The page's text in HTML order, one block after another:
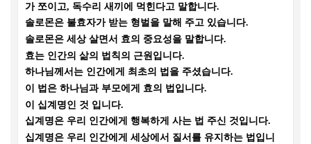
가 쪼이고, 독수리 새끼에 먹힌다고 말합니다.
솔로몬은 불효자가 받는 형벌을 말해 주고 있습니다.
솔로몬은 세상 살면서 효의 중요성을 말합니다.
효는 인간의 삶의 법칙의 근원입니다.
하나님께서는 인간에게 최초의 법을 주셨습니다.
이 법은 하나님과 부모에게 효의 법입니다.
이 십계명인 것 입니다.
십계명은 우리 인간에게 행복하게 사는 법 주신 것입니다.
십계명은 우리 인간에게 세상에서 질서를 유지하는 법입니